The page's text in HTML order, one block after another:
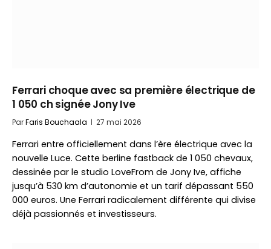
Ferrari choque avec sa première électrique de
1 050 ch signée Jony Ive
ParFaris Bouchaala 27 mai 2026
Ferrari entre officiellement dans l’ère électrique avec la
nouvelle Luce. Cette berline fastback de 1 050 chevaux,
dessinée par le studio LoveFrom de Jony Ive, affiche
jusqu’à 530 km d’autonomie et un tarif dépassant 550
000 euros. Une Ferrari radicalement différente qui divise
déjà passionnés et investisseurs.